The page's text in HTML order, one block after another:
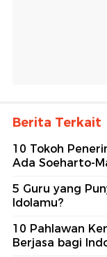
Berita Terkait
10 Tokoh
Ada Soeharto-
5 Guru yang
Idolamu?
10 Pahlawan
Berjasa bagi